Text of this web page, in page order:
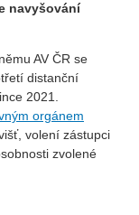
navyšování
AV ČR se
distanční
2021.
orgánem
volení zástupci
zvolené